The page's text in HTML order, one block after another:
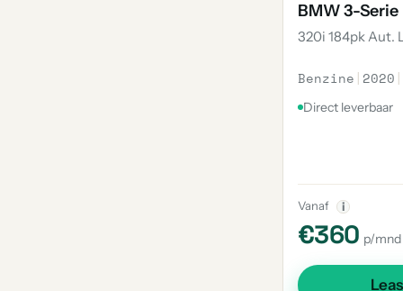
BMW 3-Serie
320i 184pk Aut.
Benzine | 2020 |
Direct leverbaar
Vanaf i
€360 p/mnd